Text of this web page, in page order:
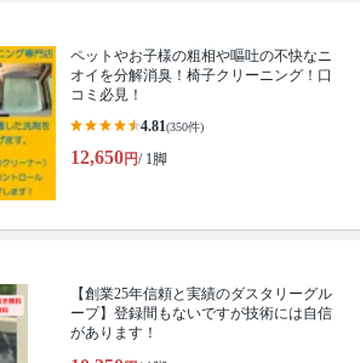
ペットやお子様の粗相や嘔吐の不快なニ
オイを分解消臭！椅子クリーニング！口
コミ必見！
4.81(350件)
12,650円/ 1脚
【創業25年信頼と実績のダスタリーグル
ープ】登録間もないですが技術には自信
があります！